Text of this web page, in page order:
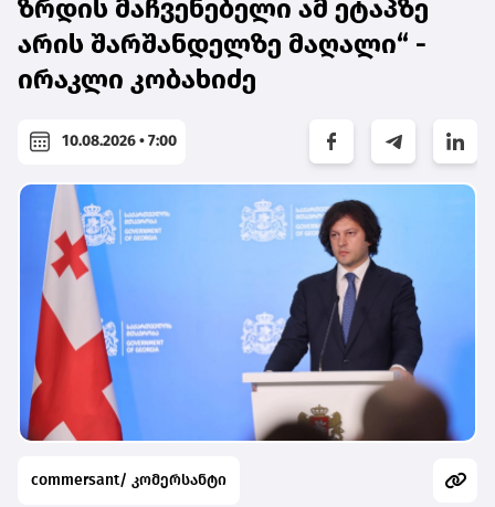
ზრდის მაჩვენებელი ამ ეტაპზე
არის შარშანდელზე მაღალი“ -
ირაკლი კობახიძე
10.08.2026 • 7:00
commersant/ კომერსანტი